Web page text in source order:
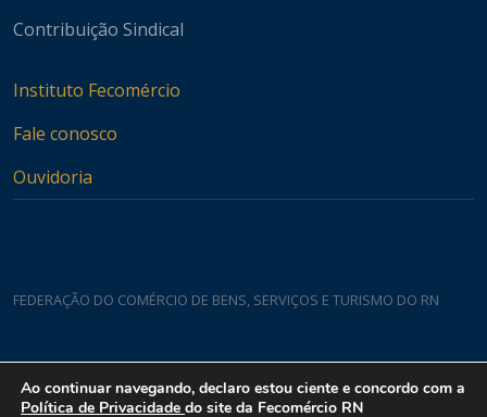
Contribuição Sindical
Instituto Fecomércio
Fale conosco
Ouvidoria
FEDERAÇÃO DO COMÉRCIO DE BENS, SERVIÇOS E TURISMO DO RN
Rua Padre João Damasceno, 1935 - Lagoa Nova CEP 59075-760
Ao continuar navegando, declaro estou ciente e concordo com a
Política de Privacidade do site da Fecomércio RN